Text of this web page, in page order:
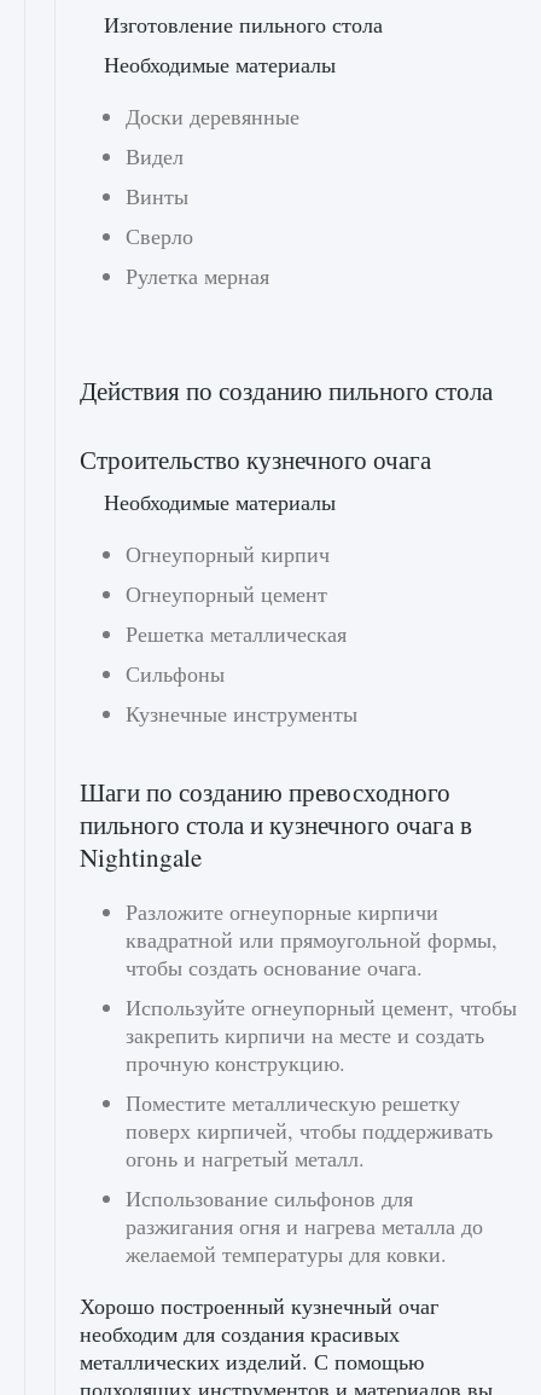
Изготовление пильного стола
Необходимые материалы
Доски деревянные
Видел
Винты
Сверло
Рулетка мерная
Действия по созданию пильного стола
Строительство кузнечного очага
Необходимые материалы
Огнеупорный кирпич
Огнеупорный цемент
Решетка металлическая
Сильфоны
Кузнечные инструменты
Шаги по созданию превосходного
пильного стола и кузнечного очага в
Nightingale
Разложите огнеупорные кирпичи
квадратной или прямоугольной формы,
чтобы создать основание очага.
Используйте огнеупорный цемент, чтобы
закрепить кирпичи на месте и создать
прочную конструкцию.
Поместите металлическую решетку
поверх кирпичей, чтобы поддерживать
огонь и нагретый металл.
Использование сильфонов для
разжигания огня и нагрева металла до
желаемой температуры для ковки.
Хорошо построенный кузнечный очаг
необходим для создания красивых
металлических изделий. С помощью
подходящих инструментов и материалов вы